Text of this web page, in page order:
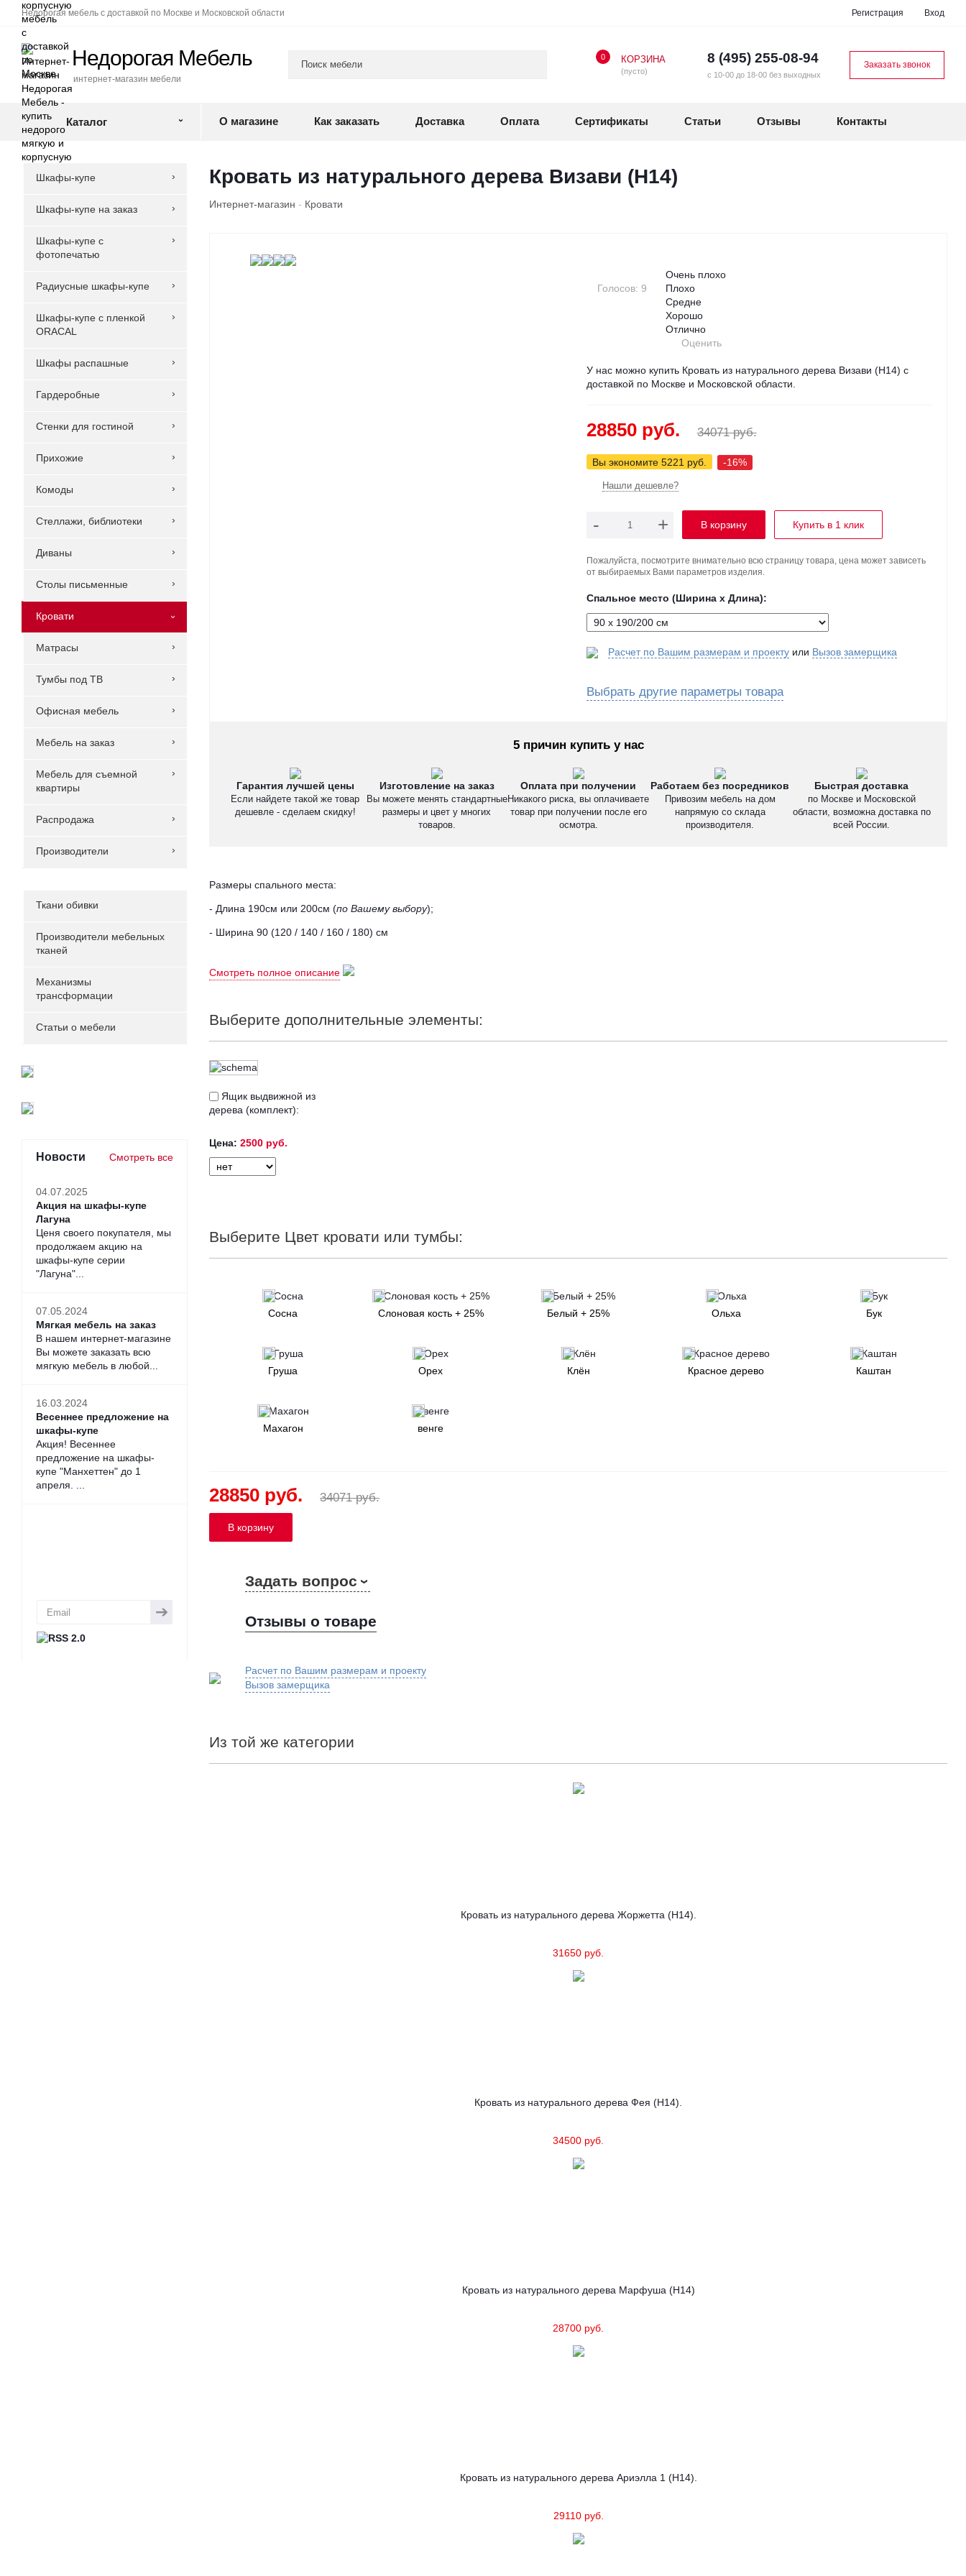
Недорогая мебель с доставкой по Москве и Московской области Регистрация Вход
Недорогая Мебель
интернет-магазин мебели
КОРЗИНА
(пусто)
0 8 (495) 255-08-94
с 10-00 до 18-00 без выходных
Заказать звонок
Каталог О магазине Как заказать Доставка Оплата Сертификаты Статьи Отзывы Контакты
Шкафы-купе
Шкафы-купе на заказ
Шкафы-купе с
фотопечатью
Радиусные шкафы-купе
Шкафы-купе с пленкой
ORACAL
Шкафы распашные
Гардеробные
Стенки для гостиной
Прихожие
Комоды
Стеллажи, библиотеки
Диваны
Столы письменные
Кровати
Матрасы
Тумбы под ТВ
Офисная мебель
Мебель на заказ
Мебель для съемной
квартиры
Распродажа
Производители
Ткани обивки
Производители мебельных
тканей
Механизмы
трансформации
Статьи о мебели
Новости Смотреть все
04.07.2025
Акция на шкафы-купе
Лагуна
Ценя своего покупателя, мы
продолжаем акцию на
шкафы-купе серии
"Лагуна"...
07.05.2024
Мягкая мебель на заказ
В нашем интернет-магазине
Вы можете заказать всю
мягкую мебель в любой...
16.03.2024
Весеннее предложение на
шкафы-купе
Акция! Весеннее
предложение на шкафы-
купе "Манхеттен" до 1
апреля. ...
Кровать из натурального дерева Визави (Н14)
Интернет-магазин - Кровати
Голосов: 9
Очень плохо
Плохо
Средне
Хорошо
Отлично
Оценить
У нас можно купить Кровать из натурального дерева Визави (Н14) с
доставкой по Москве и Московской области.
28850 руб. 34071 руб.
Вы экономите 5221 руб. -16%
Нашли дешевле?
- + Купить в 1 клик
Пожалуйста, посмотрите внимательно всю страницу товара, цена может зависеть
от выбираемых Вами параметров изделия.
Спальное место (Ширина х Длина):
Расчет по Вашим размерам и проектуили Вызов замерщика
Выбрать другие параметры товара
5 причин купить у нас
Гарантия лучшей цены
Если найдете такой же товар
дешевле - сделаем скидку!
Изготовление на заказ
Вы можете менять стандартные
размеры и цвет у многих
товаров.
Оплата при получении
Никакого риска, вы оплачиваете
товар при получении после его
осмотра.
Работаем без посредников
Привозим мебель на дом
напрямую со склада
производителя.
Быстрая доставка
по Москве и Московской
области, возможна доставка по
всей России.
Размеры спального места:
- Длина 190см или 200см (по Вашему выбору);
- Ширина 90 (120 / 140 / 160 / 180) см
- Высота спинок кровати(по верхней точке)
кровати.
Внешние габариты
-на 8 смв большую сторону
выкатные ящики комплект из 2-х шт. ) на прорезиненых роликах.
Могут устанавливаться с любой стороны;а при ширине кровати от 120 см комплект ящиков можно установить с двух сторон.
Смотреть полное описание
Выберите дополнительные элементы:
Ящик выдвижной из
дерева (комплект):
Цена:2500 руб.
Выберите Цвет кровати или тумбы:
Сосна Слоновая кость + 25% Белый + 25% Ольха Бук
Груша Орех Клён Красное дерево Каштан
Махагон венге
28850 руб. 34071 руб.
Задать вопрос
Отзывы о товаре
Расчет по Вашим размерам и проекту
Вызов замерщика
Из той же категории
Кровать из натурального дерева Жоржетта (Н14).
31650 руб.
Кровать из натурального дерева Фея (Н14).
34500 руб.
Кровать из натурального дерева Марфуша (Н14)
28700 руб.
Кровать из натурального дерева Ариэлла 1 (Н14).
29110 руб.